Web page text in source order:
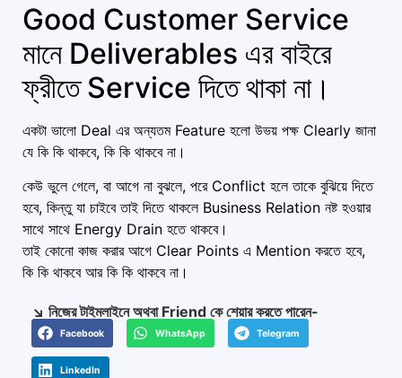
Good Customer Service
মানে Deliverables এর বাইরে
ফ্রীতে Service দিতে থাকা না।
একটা ভালো Deal এর অন্যতম Feature হলো উভয় পক্ষ Clearly জানা
যে কি কি থাকবে, কি কি থাকবে না।
কেউ ভুলে গেলে, বা আগে না বুঝলে, পরে Conflict হলে তাকে বুঝিয়ে দিতে
হবে, কিন্তু যা চাইবে তাই দিতে থাকলে Business Relation নষ্ট হওয়ার
সাথে সাথে Energy Drain হতে থাকবে।
তাই কোনো কাজ করার আগে Clear Points এ Mention করতে হবে,
কি কি থাকবে আর কি কি থাকবে না।
↘️ নিজের টাইমলাইনে অথবা Friend কে শেয়ার করতে পারেন-
Facebook WhatsApp Telegram
LinkedIn